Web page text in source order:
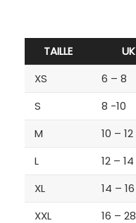
TAILLE UK
XS
6 – 8
S
8 -10
M
10 – 12
L
12 – 14
XL
14 – 16
XXL
16 – 28